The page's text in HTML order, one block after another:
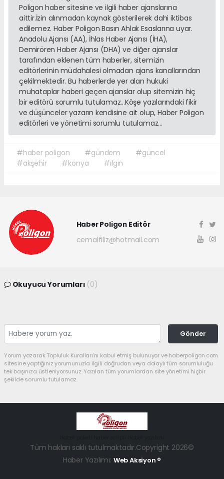
Poligon haber sitesine ve ilgili haber ajanslarına
aittir.İzin alınmadan kaynak gösterilerek dahi iktibas
edilemez. Haber Poligon Basın Ahlak Esaslarına uyar.
Anadolu Ajansı (AA), İhlas Haber Ajansı (İHA),
Demirören Haber Ajansı (DHA) ve diğer ajanslar
tarafından eklenen tüm haberler, sitemizin
editörlerinin müdahalesi olmadan ajans kanallarından
çekilmektedir. Bu haberlerde yer alan hukuki
muhataplar haberi geçen ajanslar olup sitemizin hiç
bir editörü sorumlu tutulamaz...Köşe yazılarındaki fikir
ve düşünceler yazarın kendisine ait olup, Haber Poligon
editörleri ve yönetimi sorumlu tutulamaz...
#haber poligon #gündem
#güncel
#akşehir
#konya #ılgın
Haber Poligon Editör
cemalfiliz@hotmail.com
Okuyucu Yorumları (0)
Gönder
Yorum yazarak Topluluk Kuralları’nı kabul etmiş bulunuyor ve haberpoligon.com
sitesine yaptığınız yorumunuzla ilgili doğrudan veya dolaylı tüm sorumluluğu
tek başınıza üstleniyorsunuz. Yazılan tüm yorumlardan site yönetimi hiçbir
şekilde sorumlu tutulamaz.
Tüm hakları saklı tutulmaktadır.Copyright 2026©
Haber Yazılımı: Web Aksiyon ®